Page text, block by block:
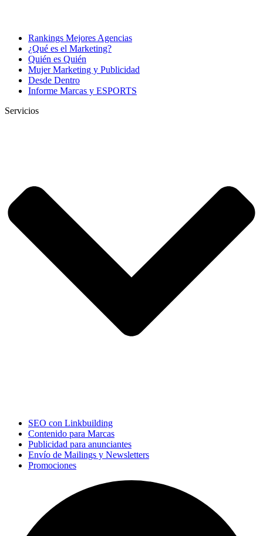
Rankings Mejores Agencias
¿Qué es el Marketing?
Quién es Quién
Mujer Marketing y Publicidad
Desde Dentro
Informe Marcas y ESPORTS
Servicios
SEO con Linkbuilding
Contenido para Marcas
Publicidad para anunciantes
Envío de Mailings y Newsletters
Promociones